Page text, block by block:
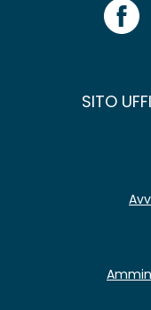
SITO